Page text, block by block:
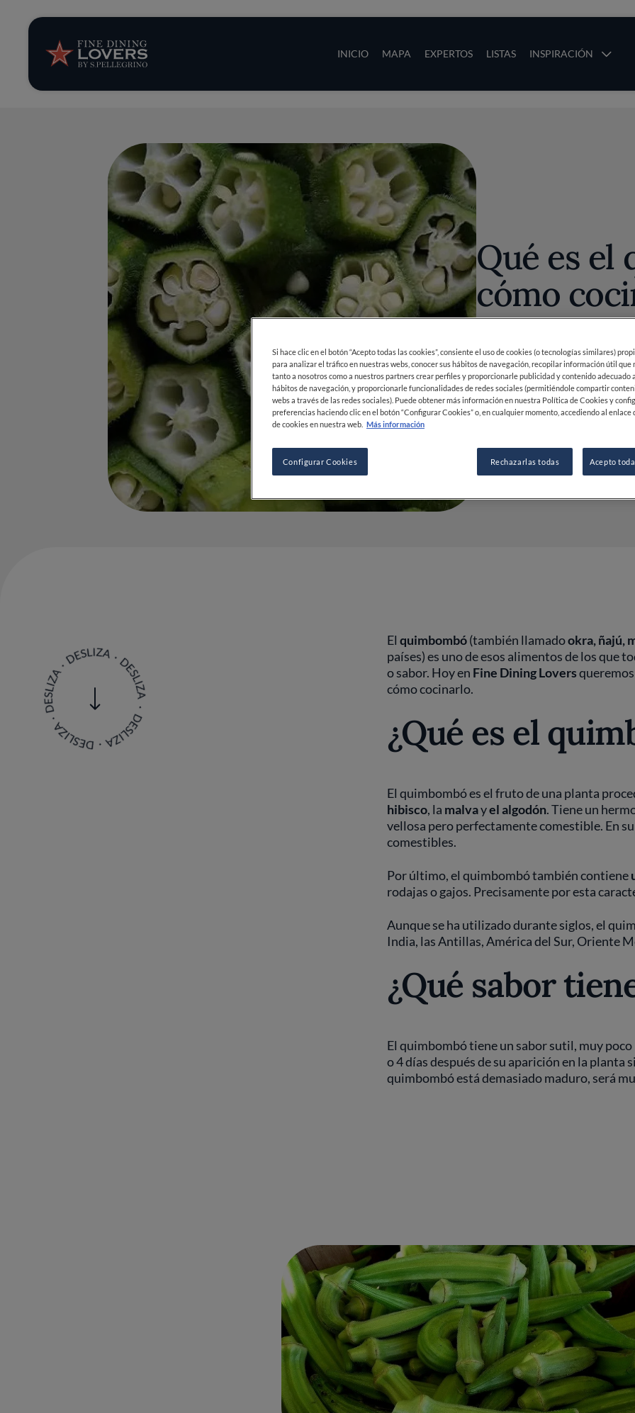
INICIO MAPA EXPERTOS LISTAS INSPIRACIÓN
Opinión y noticias
Recetas
Consejos y trucos
Series
Qué es el
cómo
PORFINE DINING LOVERS
REDACCIÓN
El quimbombó(también llamadookra, ñajú,
países) es uno de esos alimentos de los que
o sabor. Hoy en Fine Dining Lovers
cómo cocinarlo.
¿Qué es el
El quimbombó es el fruto de una planta
hibisco, la malvayel algodón. Tiene un
vellosa pero perfectamente comestible. En
comestibles.
Por último, el quimbombó también contiene
rodajas o gajos. Precisamente por esta
Aunque se ha utilizado durante siglos, el
India, las Antillas, América del Sur, Oriente
¿Qué sabor
El quimbombó tiene un sabor sutil, muy
o 4 días después de su aparición en la
quimbombó está demasiado maduro, será
Si hace clic en el botón “Acepto todas las cookies”, consiente el uso de cookies (o tecnologías similares)
para analizar el tráfico en nuestras webs, conocer sus hábitos de navegación, recopilar información útil que
tanto a nosotros como a nuestros partners crear perfiles y proporcionarle publicidad y contenido adecuado
hábitos de navegación, y proporcionarle funcionalidades de redes sociales (permitiéndole compartir
webs a través de las redes sociales). Puede obtener más información en nuestra Política de Cookies y
preferencias haciendo clic en el botón “Configurar Cookies” o, en cualquier momento, accediendo al enlace
de cookies en nuestra web. Más información
Configurar Cookies Rechazarlas todas Acepto